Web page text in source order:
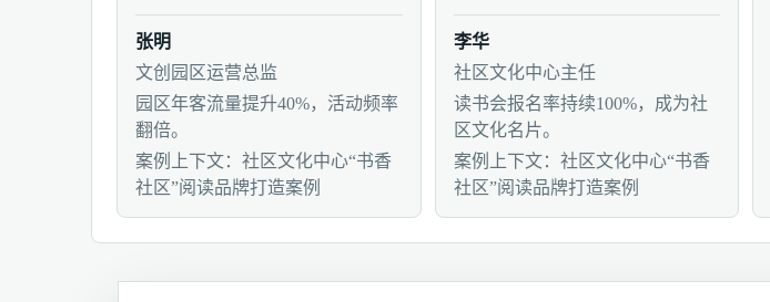
张明
文创园区运营总监
园区年客流量提升40%，活动频率
翻倍。
案例上下文：社区文化中心“书香
社区”阅读品牌打造案例
李华
社区文化中心主任
读书会报名率持续100%，成为社
区文化名片。
案例上下文：社区文化中心“书香
社区”阅读品牌打造案例